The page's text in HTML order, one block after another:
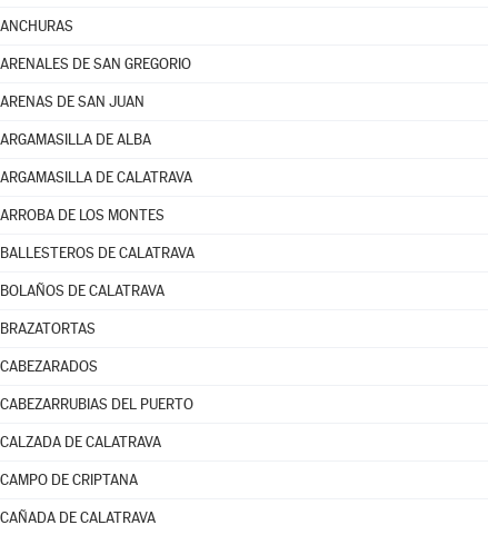
ANCHURAS
ARENALES DE SAN GREGORIO
ARENAS DE SAN JUAN
ARGAMASILLA DE ALBA
ARGAMASILLA DE CALATRAVA
ARROBA DE LOS MONTES
BALLESTEROS DE CALATRAVA
BOLAÑOS DE CALATRAVA
BRAZATORTAS
CABEZARADOS
CABEZARRUBIAS DEL PUERTO
CALZADA DE CALATRAVA
CAMPO DE CRIPTANA
CAÑADA DE CALATRAVA